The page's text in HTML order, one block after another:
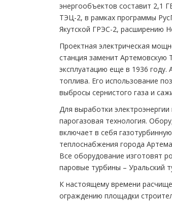
энергообъектов составит 2,1
ТЭЦ-2, в рамках программы
Якутской ГРЭС-2, расширению
Проектная электрическая
станция заменит
эксплуатацию еще в 1936
топлива. Его использование
выбросы сернистого газа и
Для выработки
парогазовая технология.
включает в себя
теплоснабжения города
Все оборудование изготовят
паровые турбины – Уральский
К настоящему времени
ограждению площадки